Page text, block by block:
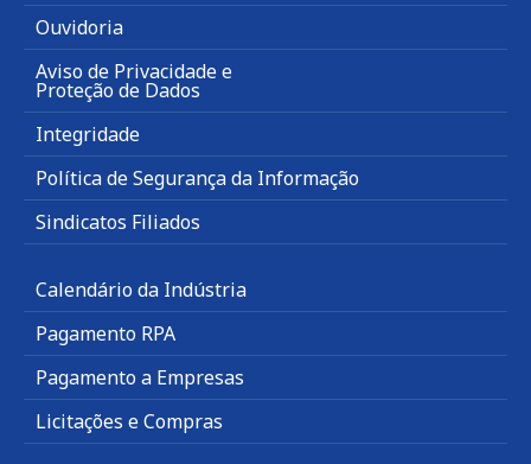
Ouvidoria
Aviso de Privacidade e
Proteção de Dados
Integridade
Política de Segurança da Informação
Sindicatos Filiados
Calendário da Indústria
Pagamento RPA
Pagamento a Empresas
Licitações e Compras